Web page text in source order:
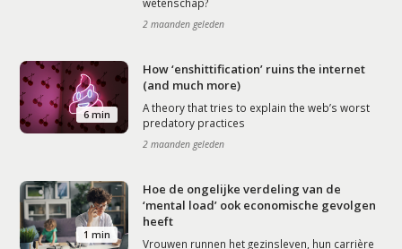
2 maanden geleden
6 min
How ‘enshittification’ ruins the internet
(and much more)
A theory that tries to explain the web’s worst
predatory practices
2 maanden geleden
1 min
Hoe de ongelijke verdeling van de
‘mental load’ ook economische gevolgen
heeft
Vrouwen runnen het gezinsleven, hun carrière